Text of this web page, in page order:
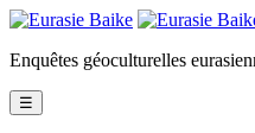
Enquêtes géoculturelles
☰